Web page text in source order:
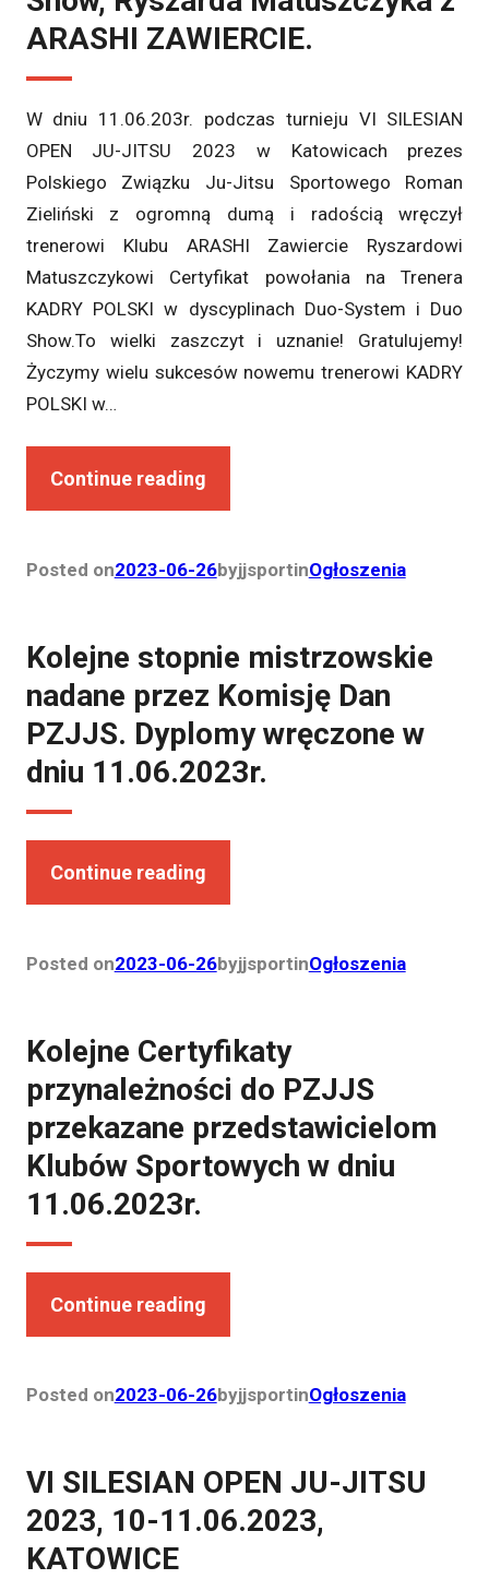
ARASHI ZAWIERCIE.
W dniu 11.06.203r. podczas turnieju VI SILESIAN
OPEN JU-JITSU 2023 w Katowicach prezes
Polskiego Związku Ju-Jitsu Sportowego Roman
Zieliński z ogromną dumą i radością wręczył
trenerowi Klubu ARASHI Zawiercie Ryszardowi
Matuszczykowi Certyfikat powołania na Trenera
KADRY POLSKI w dyscyplinach Duo-System i Duo
Show.To wielki zaszczyt i uznanie! Gratulujemy!
Życzymy wielu sukcesów nowemu trenerowi KADRY
POLSKI w…
Continue reading
Posted on2023-06-26byjjsportinOgłoszenia
Kolejne stopnie mistrzowskie
nadane przez Komisję Dan
PZJJS. Dyplomy wręczone w
dniu 11.06.2023r.
Continue reading
Posted on2023-06-26byjjsportinOgłoszenia
Kolejne Certyfikaty
przynależności do PZJJS
przekazane przedstawicielom
Klubów Sportowych w dniu
11.06.2023r.
Continue reading
Posted on2023-06-26byjjsportinOgłoszenia
VI SILESIAN OPEN JU-JITSU
2023, 10-11.06.2023,
KATOWICE